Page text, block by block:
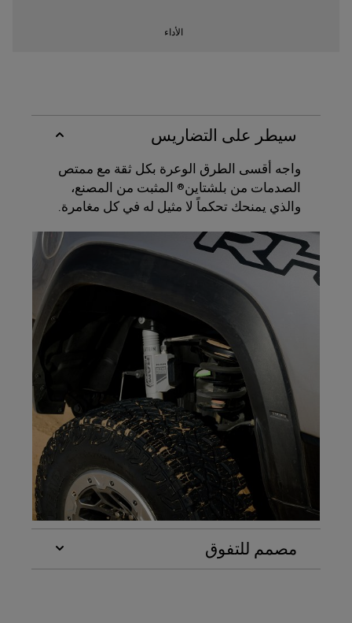
الأداء
سيطر على التضاريس
واجه أقسى الطرق الوعرة بكل ثقة مع ممتص
الصدمات من بلشتاين®
المثبت من المصنع،
والذي يمنحك تحكماً لا مثيل له في كل مغامرة.
مصمم للتفوق